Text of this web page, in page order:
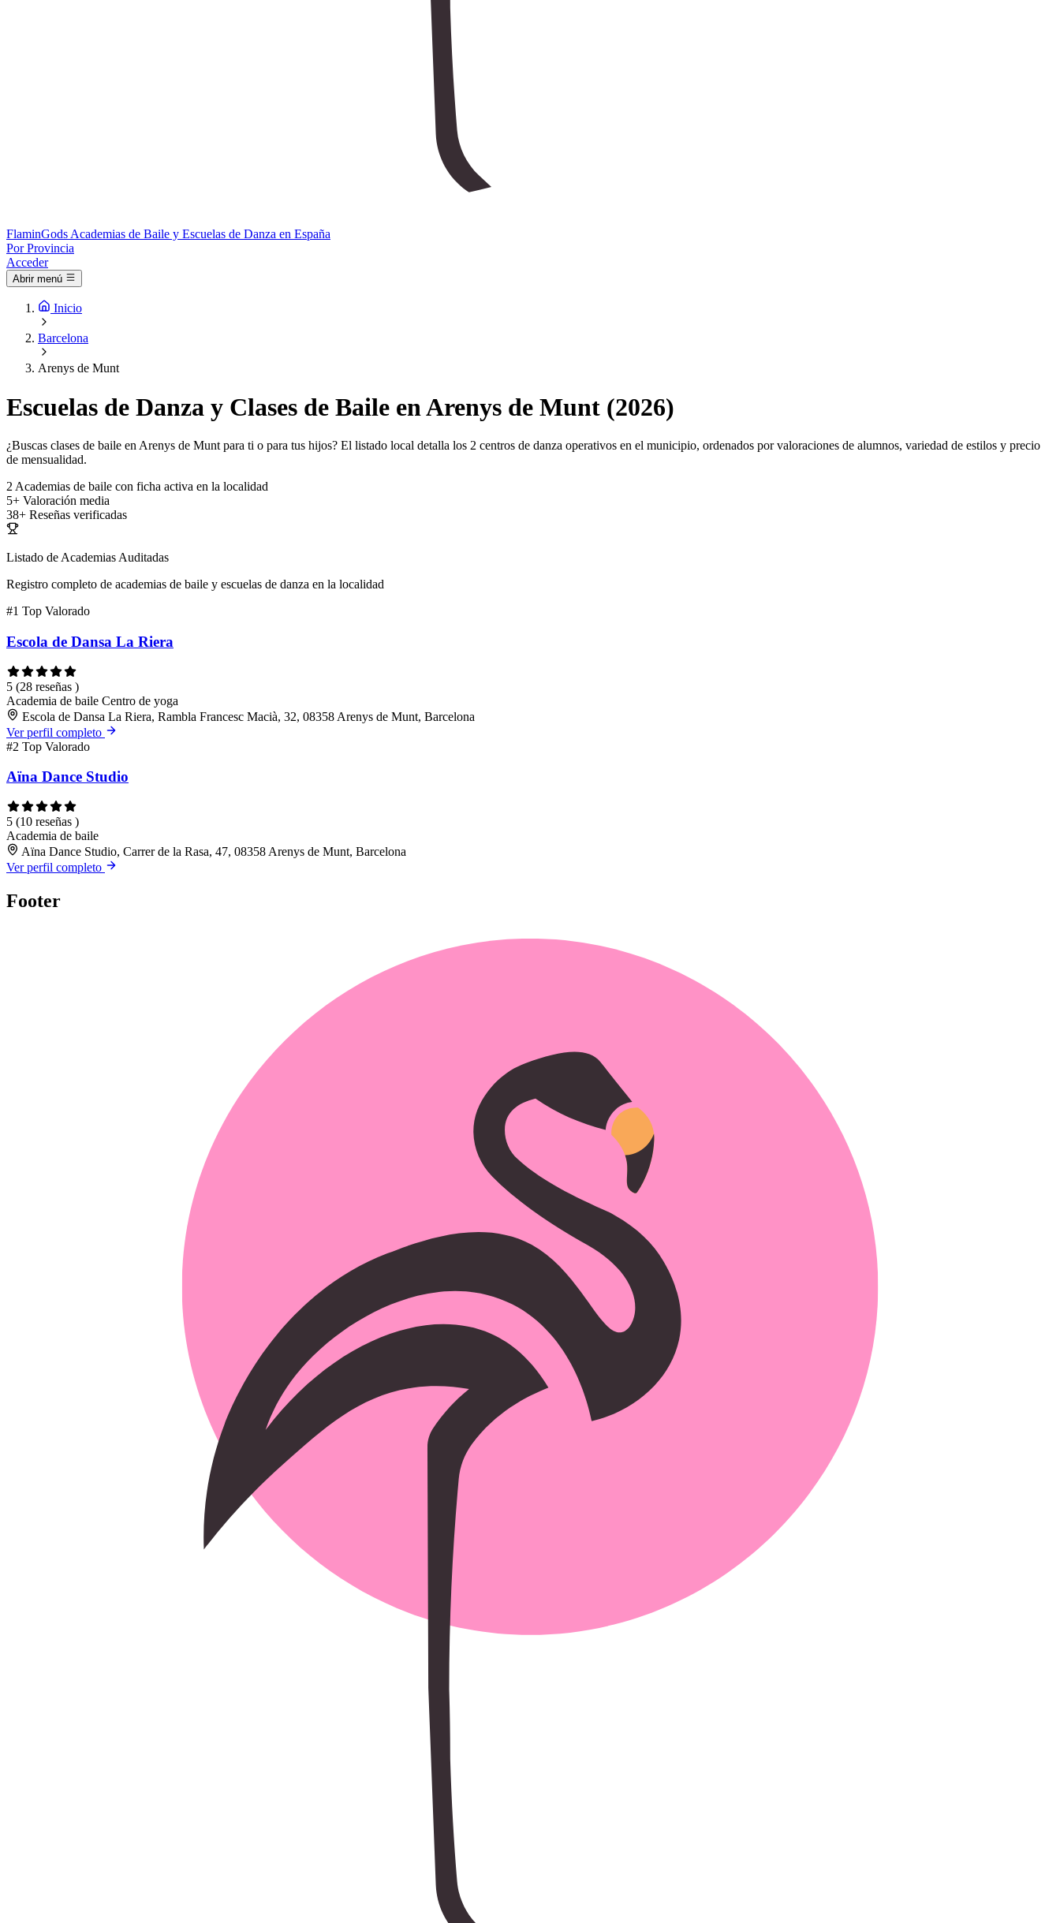
FlaminGods Academias de Baile y Escuelas de Danza en España
Por Provincia
Acceder
Abrir menú
Inicio
Barcelona
Arenys de Munt
Escuelas de Danza y Clases de Baile en Arenys de Munt (2026)
¿Buscas clases de baile en Arenys de Munt para ti o para tus hijos? El listado local detalla los 2 centros de danza operativos en el municipio, ordenados por valoraciones de alumnos, variedad de estilos y precio
de mensualidad.
2 Academias de baile con ficha activa en la localidad
5+ Valoración media
38+ Reseñas verificadas
Listado de Academias Auditadas
Registro completo de academias de baile y escuelas de danza en la localidad
#1 Top Valorado
Escola de Dansa La Riera
5 (28 reseñas )
Academia de baile Centro de yoga
Escola de Dansa La Riera, Rambla Francesc Macià, 32, 08358 Arenys de Munt, Barcelona
Ver perfil completo
#2 Top Valorado
Aïna Dance Studio
5 (10 reseñas )
Academia de baile
Aïna Dance Studio, Carrer de la Rasa, 47, 08358 Arenys de Munt, Barcelona
Ver perfil completo
Footer